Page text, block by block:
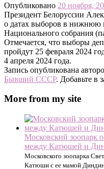
Опубликовано 20 ноября,
Президент Белоруссии
о датах выборов в нижнюю
Национального собрания
Отмечается, что выборы
пройдут 25 февраля 2024
4 апреля 2024 года.
Запись опубликована
Бывший СССР. Добавьте в
More from my site
Московский зоопарк
между Катюшей и
Московского зоопарка
Катюши с ее мамой